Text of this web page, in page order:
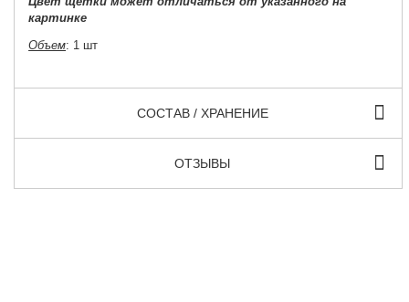
картинке
Объем: 1 шт
СОСТАВ / ХРАНЕНИЕ
ОТЗЫВЫ